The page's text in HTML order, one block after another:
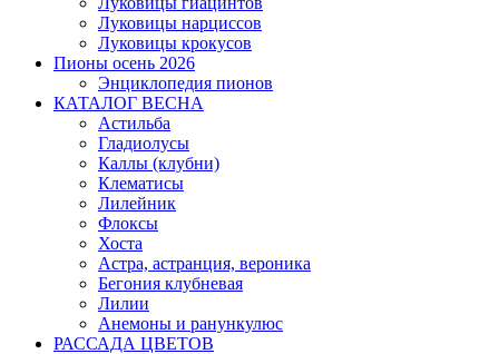
Луковицы нарциссов
Луковицы крокусов
Пионы осень 2026
Энциклопедия пионов
КАТАЛОГ ВЕСНА
Астильба
Гладиолусы
Каллы (клубни)
Клематисы
Лилейник
Флоксы
Хоста
Астра, астранция, вероника
Бегония клубневая
Лилии
Анемоны и ранункулюс
РАССАДА ЦВЕТОВ